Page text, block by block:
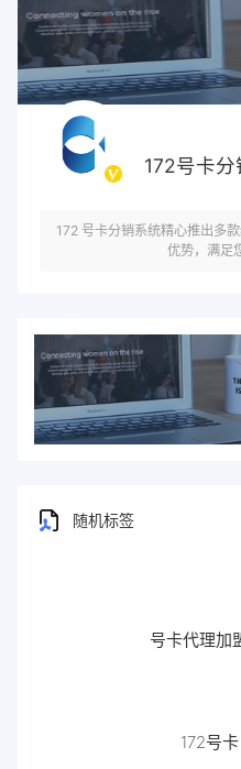
172号卡分
172 号卡分销系统精心推出多
优势，满足
随机标签